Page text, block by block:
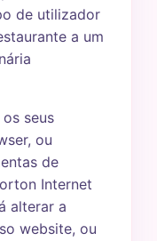
de utilizador
a um
seus
ou
de
Internet
alterar a
website, ou